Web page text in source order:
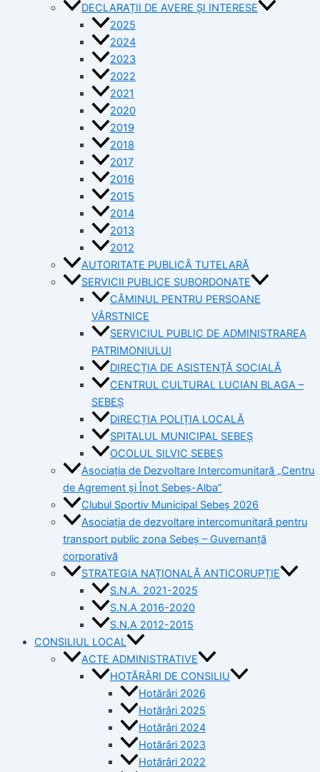
DECLARAȚII DE AVERE ȘI INTERESE
2025
2024
2023
2022
2021
2020
2019
2018
2017
2016
2015
2014
2013
2012
AUTORITATE PUBLICĂ TUTELARĂ
SERVICII PUBLICE SUBORDONATE
CĂMINUL PENTRU PERSOANE
VÂRSTNICE
SERVICIUL PUBLIC DE ADMINISTRAREA
PATRIMONIULUI
DIRECȚIA DE ASISTENȚĂ SOCIALĂ
CENTRUL CULTURAL LUCIAN BLAGA –
SEBEȘ
DIRECȚIA POLIȚIA LOCALĂ
SPITALUL MUNICIPAL SEBEȘ
OCOLUL SILVIC SEBEȘ
Asociația de Dezvoltare Intercomunitară „Centru
de Agrement și Înot Sebeș-Alba”
Clubul Sportiv Municipal Sebeș 2026
Asociația de dezvoltare intercomunitară pentru
transport public zona Sebeș – Guvernanță
corporativă
STRATEGIA NAȚIONALĂ ANTICORUPȚIE
S.N.A. 2021-2025
S.N.A 2016-2020
S.N.A 2012-2015
CONSILIUL LOCAL
ACTE ADMINISTRATIVE
HOTĂRÂRI DE CONSILIU
Hotărâri 2026
Hotărâri 2025
Hotărâri 2024
Hotărâri 2023
Hotărâri 2022